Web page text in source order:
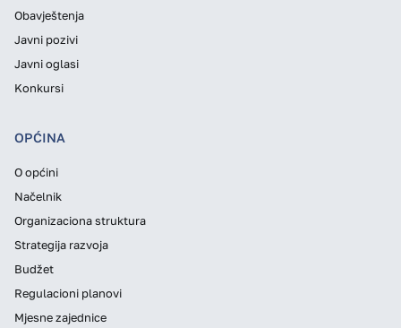
Obavještenja
Javni pozivi
Javni oglasi
Konkursi
OPĆINA
O općini
Načelnik
Organizaciona struktura
Strategija razvoja
Budžet
Regulacioni planovi
Mjesne zajednice